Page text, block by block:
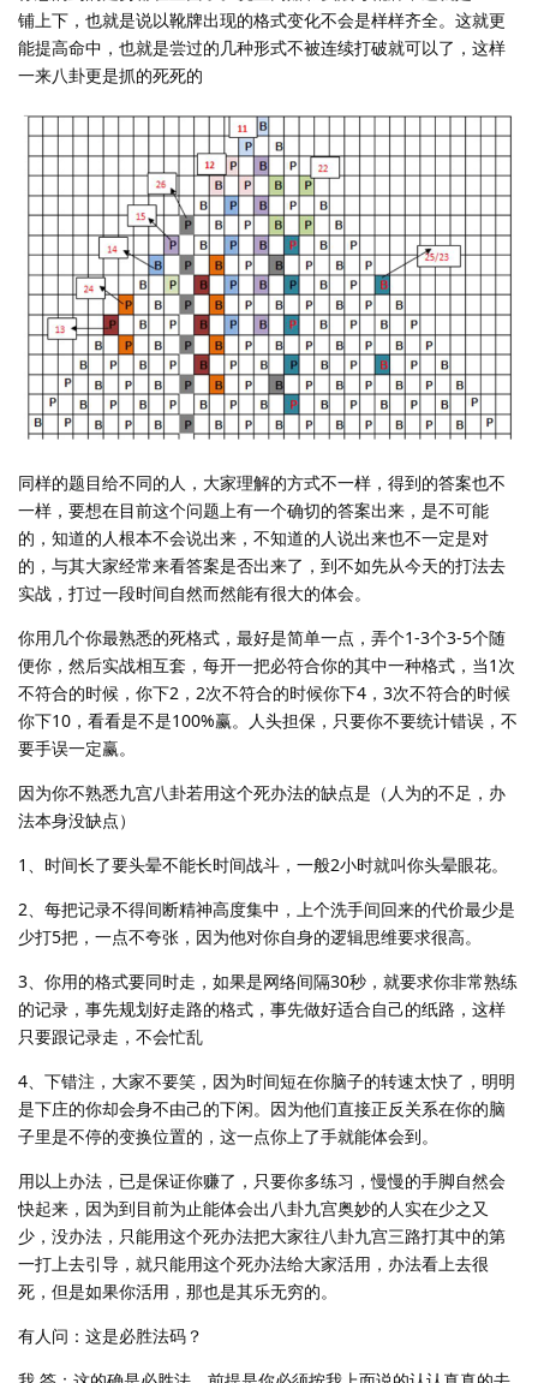
铺上下，也就是说以靴牌出现的格式变化不会是样样齐全。这就更
能提高命中，也就是尝过的几种形式不被连续打破就可以了，这样
一来八卦更是抓的死死的
同样的题目给不同的人，大家理解的方式不一样，得到的答案也不
一样，要想在目前这个问题上有一个确切的答案出来，是不可能
的，知道的人根本不会说出来，不知道的人说出来也不一定是对
的，与其大家经常来看答案是否出来了，到不如先从今天的打法去
实战，打过一段时间自然而然能有很大的体会。
你用几个你最熟悉的死格式，最好是简单一点，弄个1-3个3-5个随
便你，然后实战相互套，每开一把必符合你的其中一种格式，当1次
不符合的时候，你下2，2次不符合的时候你下4，3次不符合的时候
你下10，看看是不是100%赢。人头担保，只要你不要统计错误，不
要手误一定赢。
因为你不熟悉九宫八卦若用这个死办法的缺点是（人为的不足，办
法本身没缺点）
1、时间长了要头晕不能长时间战斗，一般2小时就叫你头晕眼花。
2、每把记录不得间断精神高度集中，上个洗手间回来的代价最少是
少打5把，一点不夸张，因为他对你自身的逻辑思维要求很高。
3、你用的格式要同时走，如果是网络间隔30秒，就要求你非常熟练
的记录，事先规划好走路的格式，事先做好适合自己的纸路，这样
只要跟记录走，不会忙乱
4、下错注，大家不要笑，因为时间短在你脑子的转速太快了，明明
是下庄的你却会身不由己的下闲。因为他们直接正反关系在你的脑
子里是不停的变换位置的，这一点你上了手就能体会到。
用以上办法，已是保证你赚了，只要你多练习，慢慢的手脚自然会
快起来，因为到目前为止能体会出八卦九宫奥妙的人实在少之又
少，没办法，只能用这个死办法把大家往八卦九宫三路打其中的第
一打上去引导，就只能用这个死办法给大家活用，办法看上去很
死，但是如果你活用，那也是其乐无穷的。
有人问：这是必胜法码？